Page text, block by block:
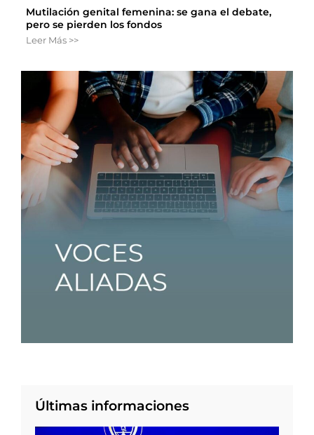
Mutilación genital femenina: se gana el debate,
pero se pierden los fondos
Leer Más >>
Últimas informaciones